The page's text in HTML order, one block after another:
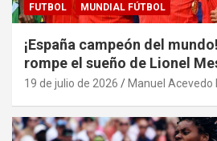
FUTBOL MUNDIAL FÚTBOL
¡España campeón del
rompe el sueño de Lionel
19 de julio de 2026 Manuel Acevedo